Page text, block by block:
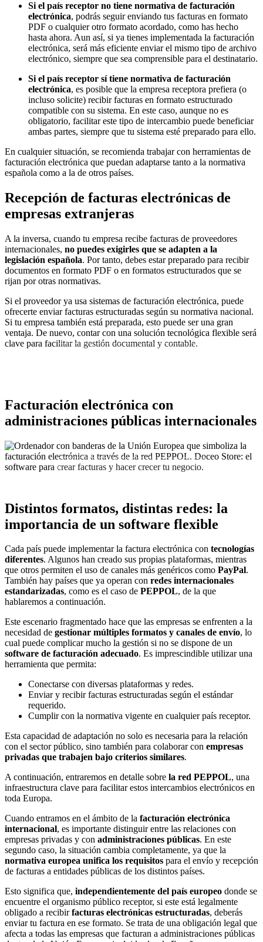
Si el país receptor no tiene normativa de facturación
electrónica, podrás seguir enviando tus facturas en formato
PDF o cualquier otro formato acordado, como has hecho
hasta ahora. Aun así, si ya tienes implementada la facturación
electrónica, será más eficiente enviar el mismo tipo de archivo
electrónico, siempre que sea comprensible para el destinatario.
Si el país receptor sí tiene normativa de facturación
electrónica, es posible que la empresa receptora prefiera (o
incluso solicite) recibir facturas en formato estructurado
compatible con su sistema. En este caso, aunque no es
obligatorio, facilitar este tipo de intercambio puede beneficiar
ambas partes, siempre que tu sistema esté preparado para ello.
En cualquier situación, se recomienda trabajar con herramientas de
facturación electrónica que puedan adaptarse tanto a la normativa
española como a la de otros países.
Recepción de facturas electrónicas de
empresas extranjeras
A la inversa, cuando tu empresa recibe facturas de proveedores
internacionales, no puedes exigirles que se adapten a la
legislación española. Por tanto, debes estar preparado para recibir
documentos en formato PDF o en formatos estructurados que se
rijan por otras normativas.
Si el proveedor ya usa sistemas de facturación electrónica, puede
ofrecerte enviar facturas estructuradas según su normativa nacional.
Si tu empresa también está preparada, esto puede ser una gran
ventaja. De nuevo, contar con una solución tecnológica flexible será
clave para facilitar la gestión documental y contable.
Facturación electrónica con
administraciones públicas internacionales
Distintos formatos, distintas redes: la
importancia de un software flexible
Cada país puede implementar la factura electrónica con tecnologías
diferentes. Algunos han creado sus propias plataformas, mientras
que otros permiten el uso de canales más genéricos como PayPal.
También hay países que ya operan con redes internacionales
estandarizadas, como es el caso de PEPPOL, de la que
hablaremos a continuación.
Este escenario fragmentado hace que las empresas se enfrenten a la
necesidad de gestionar múltiples formatos y canales de envío, lo
cual puede complicar mucho la gestión si no se dispone de un
software de facturación adecuado. Es imprescindible utilizar una
herramienta que permita:
Conectarse con diversas plataformas y redes.
Enviar y recibir facturas estructuradas según el estándar
requerido.
Cumplir con la normativa vigente en cualquier país receptor.
Esta capacidad de adaptación no solo es necesaria para la relación
con el sector público, sino también para colaborar con empresas
privadas que trabajen bajo criterios similares.
A continuación, entraremos en detalle sobre la red PEPPOL, una
infraestructura clave para facilitar estos intercambios electrónicos en
toda Europa.
Cuando entramos en el ámbito de la facturación electrónica
internacional, es importante distinguir entre las relaciones con
empresas privadas y con administraciones públicas. En este
segundo caso, la situación cambia completamente, ya que la
normativa europea unifica los requisitos para el envío y recepción
de facturas a entidades públicas de los distintos países.
Esto significa que, independientemente del país europeo donde se
encuentre el organismo público receptor, si este está legalmente
obligado a recibirfacturas electrónicas estructuradas, deberás
enviar tu factura en ese formato. Se trata de una obligación legal que
afecta a todas las empresas que facturan a administraciones públicas